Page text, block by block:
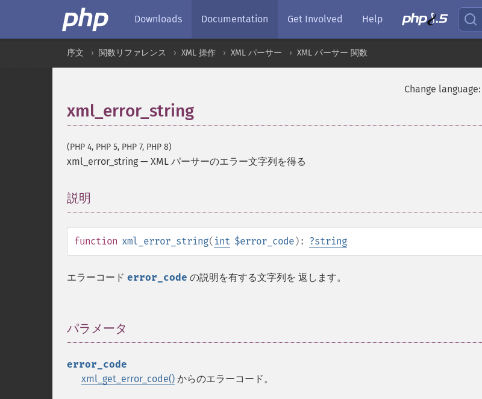
Downloads Documentation Get Involved Help
序文 関数リファレンス XML 操作 XML パーサー XML パーサー 関数
Change language:
xml_error_string
(PHP 4, PHP 5, PHP 7, PHP 8)
xml_error_string — XML パーサーのエラー文字列を得る
説明
function xml_error_string( int $error_code): ?string
エラーコード error_code の説明を有する文字列を 返します。
パラメータ
error_code
xml_get_error_code() からのエラーコード。